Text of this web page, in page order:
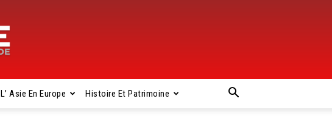
L’ Asie En Europe Histoire Et Patrimoine